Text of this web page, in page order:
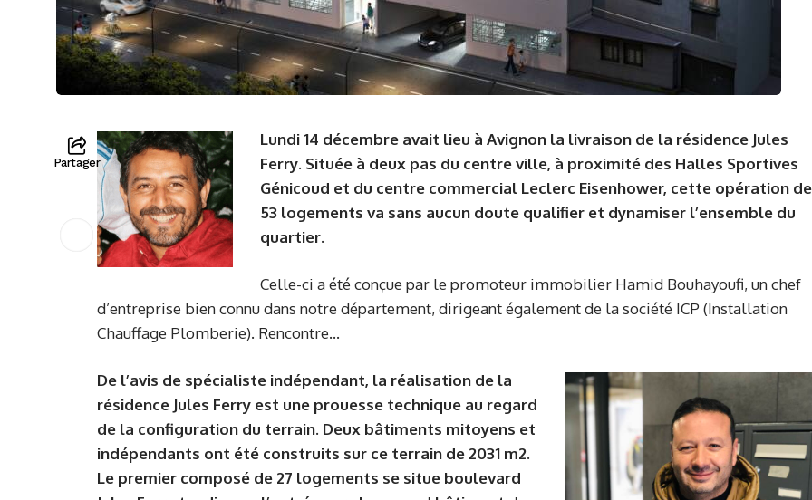
Partager
Lundi 14 décembre avait lieu à Avignon la livraison de la résidence Jules
Ferry. Située à deux pas du centre ville, à proximité des Halles Sportives
Génicoud et du centre commercial Leclerc Eisenhower, cette opération de
53 logements va sans aucun doute qualifier et dynamiser l’ensemble du
quartier.
Celle-ci a été conçue par le promoteur immobilier Hamid Bouhayoufi, un chef
d’entreprise bien connu dans notre département, dirigeant également de la société ICP (Installation
Chauffage Plomberie). Rencontre…
De l’avis de spécialiste indépendant, la réalisation de la
résidence Jules Ferry est une prouesse technique au regard
de la configuration du terrain. Deux bâtiments mitoyens et
indépendants ont été construits sur ce terrain de 2031 m2.
Le premier composé de 27 logements se situe boulevard